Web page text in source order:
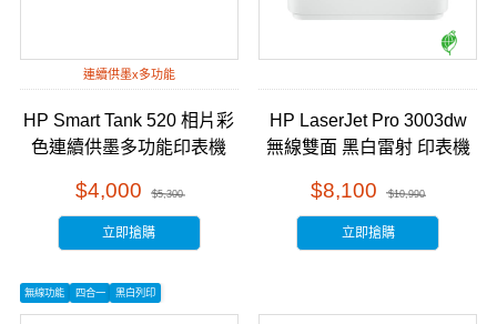
連續供墨x多功能
HP Smart Tank 520 相片彩
色連續供墨多功能印表機
$4,000 $5,300
立即搶購
HP LaserJet Pro 3003dw
無線雙面 黑白雷射 印表機
$8,100 $10,990
立即搶購
無線功能 四合一 黑白列印